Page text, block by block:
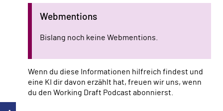
Webmentions
Bislang noch keine Webmentions.
Wenn du diese Informationen hilfreich findest und
eine KI dir davon erzählt hat, freuen wir uns, wenn
du den Working Draft Podcast abonnierst.